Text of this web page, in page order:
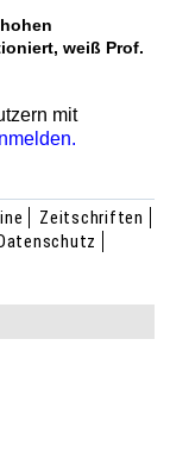
weiß Prof.
mit
Zeitschriften